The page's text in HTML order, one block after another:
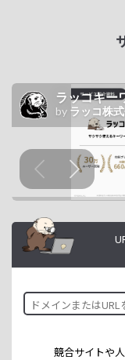
競合サイトや